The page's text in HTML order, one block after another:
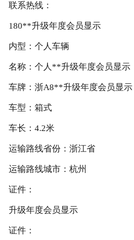
联系热线：
180**升级年度会员显示
内型：个人车辆
名称：个人**升级年度会员显示
车牌：浙A8**升级年度会员显示
车型：箱式
车长：4.2米
运输路线省份：浙江省
运输路线城市：杭州
证件：
升级年度会员显示
证件：